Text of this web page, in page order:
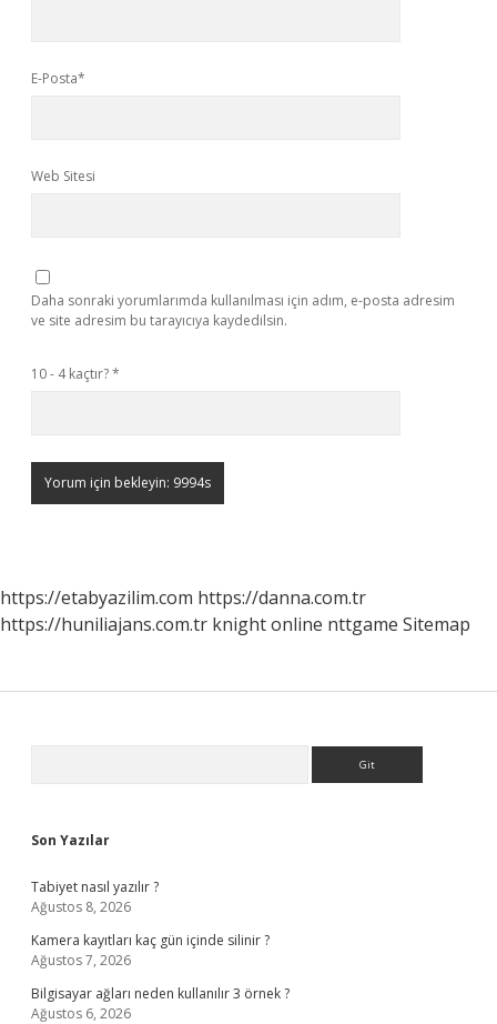
E-Posta*
Web Sitesi
Daha sonraki yorumlarımda kullanılması için adım, e-posta adresim
ve site adresim bu tarayıcıya kaydedilsin.
10 - 4 kaçtır?*
https://etabyazilim.com https://danna.com.tr
https://huniliajans.com.tr knight online nttgame Sitemap
Son Yazılar
Tabiyet nasıl yazılır ?
Ağustos 8, 2026
Kamera kayıtları kaç gün içinde silinir ?
Ağustos 7, 2026
Bilgisayar ağları neden kullanılır 3 örnek ?
Ağustos 6, 2026